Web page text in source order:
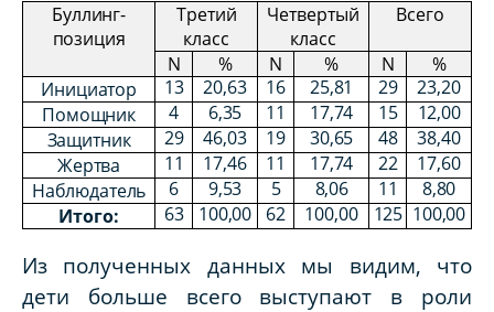
Буллинг-
позиция
Третий
класс
Четвертый
класс
Всего
N % N % N
%
Инициатор
13 20,63 16 25,81 29 23,20
Помощник
4 6,35 11 17,74 15 12,00
Защитник
29 46,03 19 30,65 48 38,40
Жертва
11 17,46 11 17,74 22 17,60
Наблюдатель
6 9,53 5 8,06 11 8,80
Итого:
63 100,00 62 100,00 125 100,00
Из полученных данных мы видим, что
дети больше всего выступают в роли